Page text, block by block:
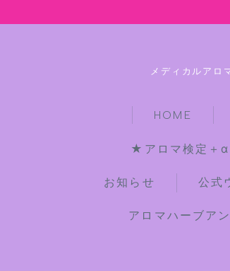
メディカルアロ
HOME
★アロマ検定＋
お知らせ 公式
アロマハーブア